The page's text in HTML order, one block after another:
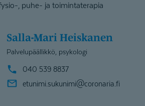
, puhe- ja toimintaterapia
Salla-Mari Heiskanen
Palvelupäällikkö, psykologi
040 539 8837
etunimi.sukunimi@coronaria.fi